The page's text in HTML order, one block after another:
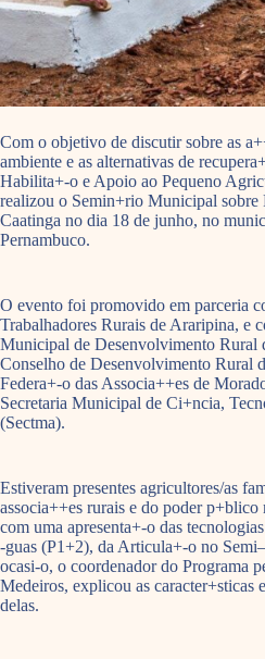
Com o objetivo de discutir sobre as
ambiente e as alternativas de
Habilita+-o e Apoio ao Pequeno
realizou o Semin+rio Municipal sobre
Caatinga no dia 18 de junho, no
Pernambuco.
O evento foi promovido em parceria
Trabalhadores Rurais de Araripina, e
Municipal de Desenvolvimento
Conselho de Desenvolvimento Rural
Federa+-o das Associa++es de
Secretaria Municipal de Ci+ncia,
(Sectma).
Estiveram presentes agricultores/as
associa++es rurais e do poder
com uma apresenta+-o das
-guas (P1+2), da Articula+-o no
ocasi-o, o coordenador do Programa
Medeiros, explicou as caracter+sticas
delas.